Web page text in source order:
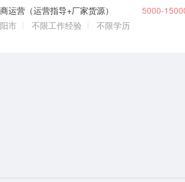
运营（运营指导+厂家货源）
5000-
市
不限工作经验 不限学历